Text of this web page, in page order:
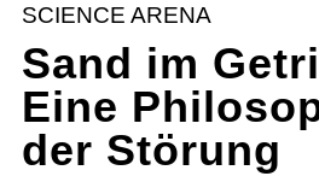
SCIENCE ARENA
Sand im
Eine
der Störung